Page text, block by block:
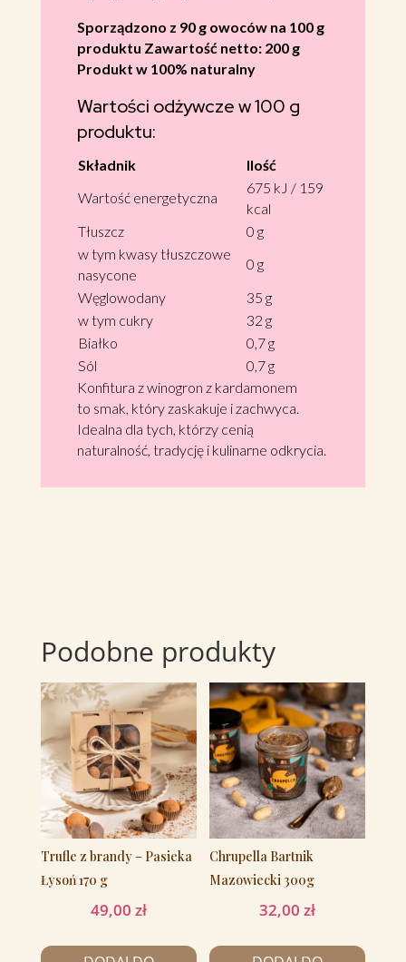
Sporządzono z 90 g owoców na 100 g
produktu Zawartość netto: 200 g
Produkt w 100% naturalny
Wartości odżywcze w 100 g
produktu:
Składnik
Ilość
Wartość energetyczna
675 kJ / 159
kcal
Tłuszcz
0 g
w tym kwasy tłuszczowe
nasycone
0 g
Węglowodany
35 g
w tym cukry
32 g
Białko
0,7 g
Sól
0,7 g
Konfitura z winogron z kardamonem
to smak, który zaskakuje i zachwyca.
Idealna dla tych, którzy cenią
naturalność, tradycję i kulinarne odkrycia.
Podobne produkty
Trufle z brandy – Pasieka
Łysoń 170 g
49,00 zł
Chrupella Bartnik
Mazowiecki 300g
32,00zł